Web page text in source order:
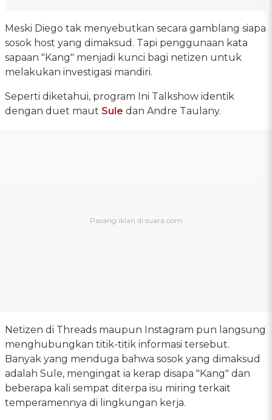
Meski Diego tak menyebutkan secara gamblang siapa
sosok host yang dimaksud. Tapi penggunaan kata
sapaan "Kang" menjadi kunci bagi netizen untuk
melakukan investigasi mandiri.
Seperti diketahui, program Ini Talkshow identik
dengan duet maut Sule dan Andre Taulany.
Netizen di Threads maupun Instagram pun langsung
menghubungkan titik-titik informasi tersebut.
Banyak yang menduga bahwa sosok yang dimaksud
adalah Sule, mengingat ia kerap disapa "Kang" dan
beberapa kali sempat diterpa isu miring terkait
temperamennya di lingkungan kerja.